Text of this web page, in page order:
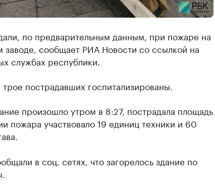
по предварительным данным, при пожаре на
заводе, сообщает РИА Новости со ссылкой на
службах республики.
пострадавших госпитализированы.
произошло утром в 8:27, пострадала площадь
пожара участвовало 19 единиц техники и 60
в соц. сетях, что загорелось здание по